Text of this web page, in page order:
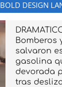
BOLD DESIGN
Bomberos
salvaron
gasolina
devorada
tras